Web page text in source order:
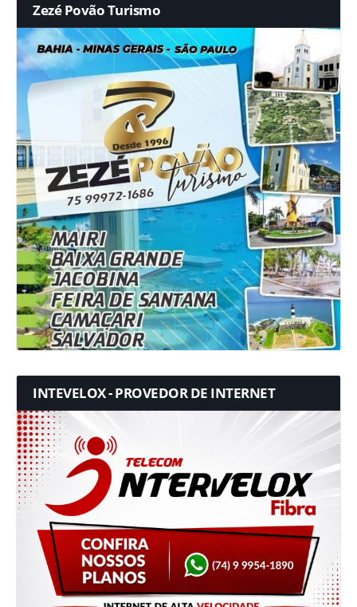
Zezé Povão Turismo
INTEVELOX - PROVEDOR DE INTERNET